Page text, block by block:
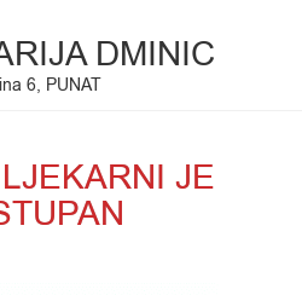
DMINIC
6, PUNAT
JE